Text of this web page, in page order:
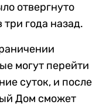
отвергнуто
года назад.
могут перейти
суток, и после
Дом сможет